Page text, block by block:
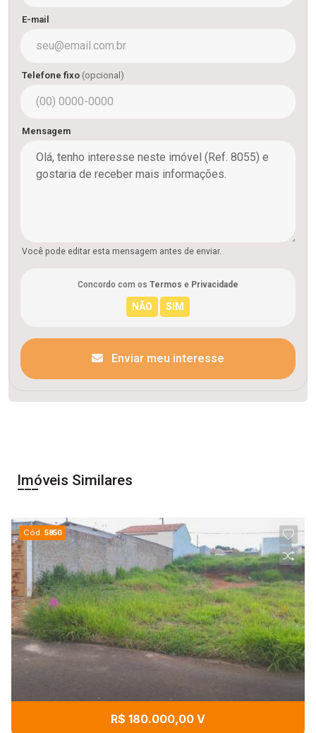
E-mail
Telefone fixo (opcional)
Mensagem
Você pode editar esta mensagem antes de enviar.
Concordo com os Termos e Privacidade
Enviar meu interesse
Imóveis Similares
Cód.5850
R$ 180.000,00 V